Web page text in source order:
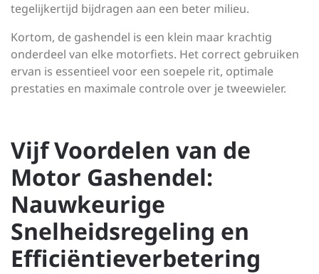
tegelijkertijd bijdragen aan een beter milieu.
Kortom, de gashendel is een klein maar krachtig
onderdeel van elke motorfiets. Het correct gebruiken
ervan is essentieel voor een soepele rit, optimale
prestaties en maximale controle over je tweewieler.
Vijf Voordelen van de
Motor Gashendel:
Nauwkeurige
Snelheidsregeling en
Efficiëntieverbetering